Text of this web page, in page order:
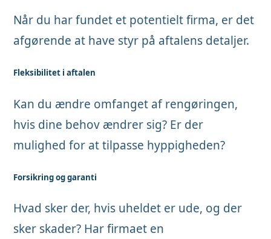
Når du har fundet et potentielt firma, er det
afgørende at have styr på aftalens detaljer.
Fleksibilitet i aftalen
Kan du ændre omfanget af rengøringen,
hvis dine behov ændrer sig? Er der
mulighed for at tilpasse hyppigheden?
Forsikring og garanti
Hvad sker der, hvis uheldet er ude, og der
sker skader? Har firmaet en